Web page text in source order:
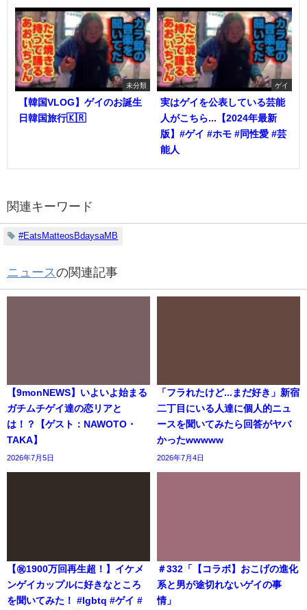
未分類
【韓国VLOG】ゲイのお誕生
日韓国旅行🇰🇷
ゲイ
実はゲイを公表している芸能
人がこちら...【2024年最新
版】#ゲイ #ホモ #同性愛 #芸
能人
関連キーワード
#EatsMatteosBdaysaMB
ニュースの関連記事
【9monNEWS】いよいよ始まる
ガチムチゲイ達の恋リアと
は！？【ゲスト：NAWOTO・
TAKA】
2026年7月5日
「フラれたけど...まだ好き」新宿
二丁目にいる人達に個人的ニュ
ースを聞いてみたら回答がヤバ
かったwwwww
2026年7月4日
【㊗️1900万回再生超！】イケメ
ンゲイカップルに好きなところ
を聞いてみた！ #lgbtq #ゲイ #
＃332「【コラボ】おこげの進化
系と男が途切れないゲイの事
情」